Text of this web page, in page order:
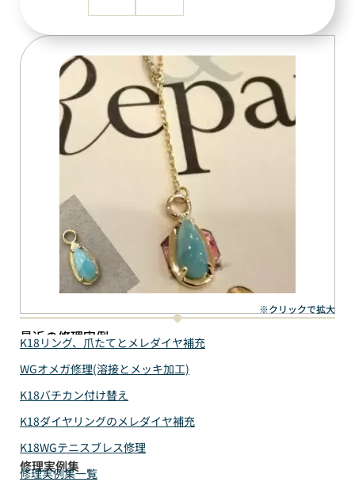
※クリックで拡大
最近の修理実例
K18リング、爪たてとメレダイヤ補充
WGオメガ修理(溶接とメッキ加工)
K18バチカン付け替え
K18ダイヤリングのメレダイヤ補充
K18WGテニスブレス修理
修理実例集
修理実例集一覧